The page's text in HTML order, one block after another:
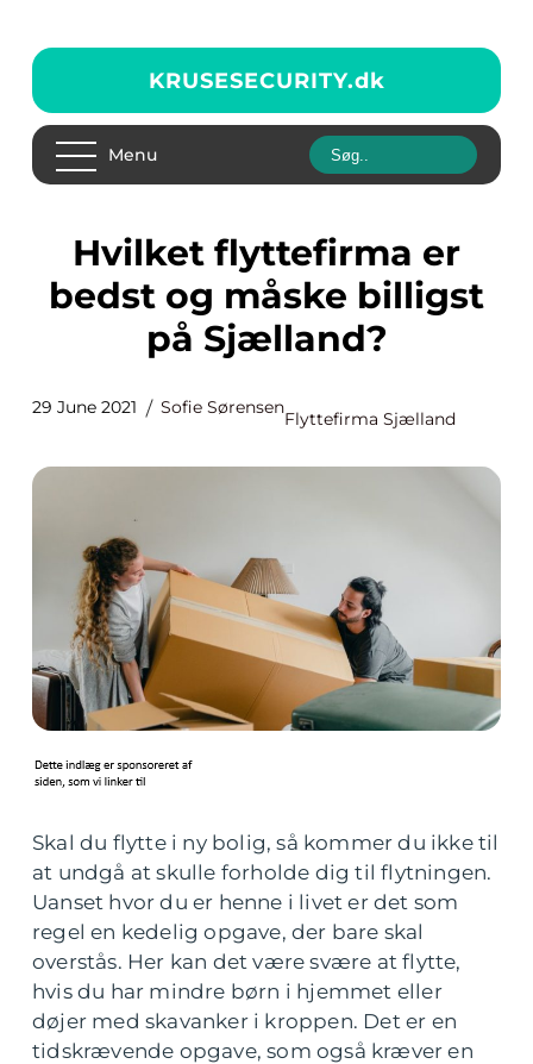
KRUSESECURITY.dk
Menu
Hvilket flyttefirma er
bedst og måske billigst
på Sjælland?
29 June 2021 Sofie Sørensen
Flyttefirma Sjælland
Skal du flytte i ny bolig, så kommer du ikke til
at undgå at skulle forholde dig til flytningen.
Uanset hvor du er henne i livet er det som
regel en kedelig opgave, der bare skal
overstås. Her kan det være svære at flytte,
hvis du har mindre børn i hjemmet eller
døjer med skavanker i kroppen. Det er en
tidskrævende opgave, som også kræver en